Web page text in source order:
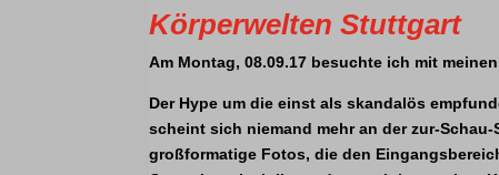
Körperwelten Stuttgart
Am Montag, 08.09.17 besuchte ich mit
Der Hype um die einst als skandalös
scheint sich niemand mehr an der zur-
großformatige Fotos, die den